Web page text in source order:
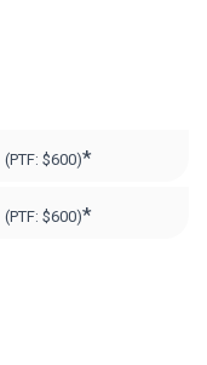
(PTF: $600)*
(PTF: $600)*